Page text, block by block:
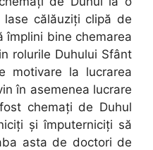
călăuziţi clipă de
împlini bine chemarea
rolurile Duhului Sfânt
motivare la lucrarea
în asemenea lucrare
chemaţi de Duhul
şi împuterniciţi să
asta de doctori de